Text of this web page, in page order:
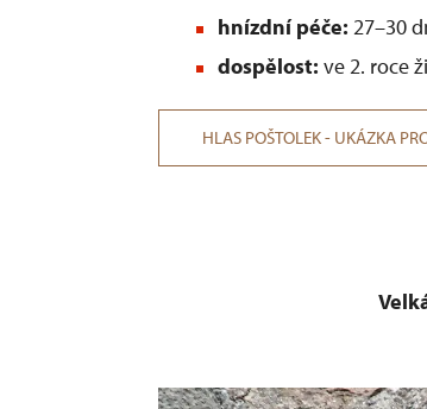
hnízdní péče: 27–30
dospělost: ve 2. roce
HLAS POŠTOLEK - UKÁZKA